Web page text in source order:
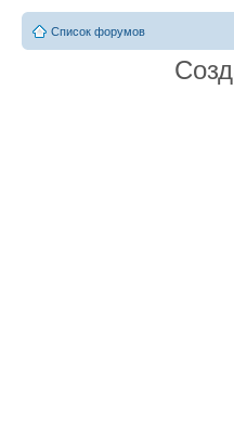
Список форумов